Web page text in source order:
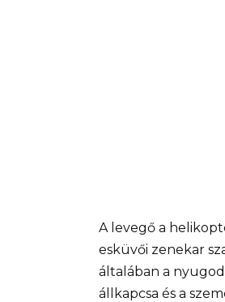
A levegő a
esküvői zenekar
általában a
állkapcsa és a